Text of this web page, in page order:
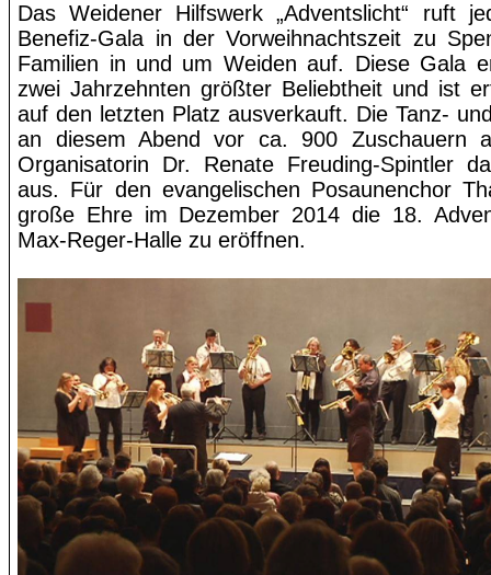
DasWeidener Hilfswerk „Adventslicht“ ruft
Benefiz-Gala in der Vorweihnachtszeit zu
Familien in und um Weiden auf. Diese Gala
zwei Jahrzehnten größter Beliebtheit und ist
auf den letzten Platz ausverkauft. Die Tanz-
an diesem Abend vor ca. 900 Zuschauern
Organisatorin Dr. Renate Freuding-Spintler
aus. Für den evangelischen Posaunenchor
große Ehre im Dezember 2014 die 18.
Max-Reger-Halle zu eröffnen.